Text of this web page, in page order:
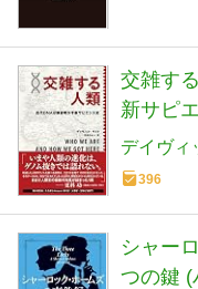
交雑す
新サピ
デイヴィ
396
シャー
つの鍵 (